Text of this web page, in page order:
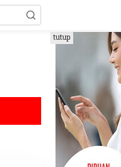
tutup